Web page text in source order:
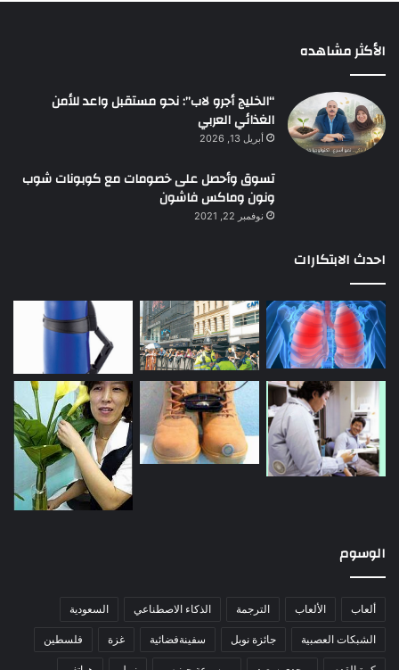
الأكثر مشاهده
“الخليج أجرو لاب”: نحو مستقبل واعد للأمن
الغذائي العربي
أبريل 13, 2026
تسوق وأحصل على خصومات مع كوبونات شوب
ونون وماكس فاشون
نوفمبر 22, 2021
احدث الابتكارات
الوسوم
ألعاب الألعاب الترجمة الذكاء الاصطناعي السعودية
الشبكات العصبية جائزة نوبل سفينةفضائية غزة فلسطين